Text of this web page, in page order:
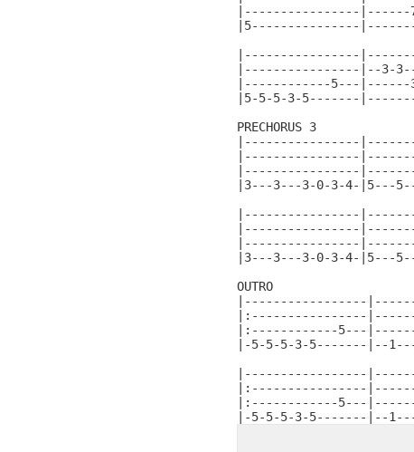
|----------------|------
|5---------------
|----------------
|----------------|--3-
|------------5---
|5-5-5-3-5-------
PRECHORUS 3
|----------------
|----------------
|----------------
|3---3---3-0-3-4-|5---
|----------------
|----------------
|----------------
|3---3---3-0-3-4-
OUTRO
|-----------------
|:----------------
|:------------5---
|-5-5-5-3-5-------|--
|-----------------
|:----------------
|:------------5---
|-5-5-5-3-5-------|--